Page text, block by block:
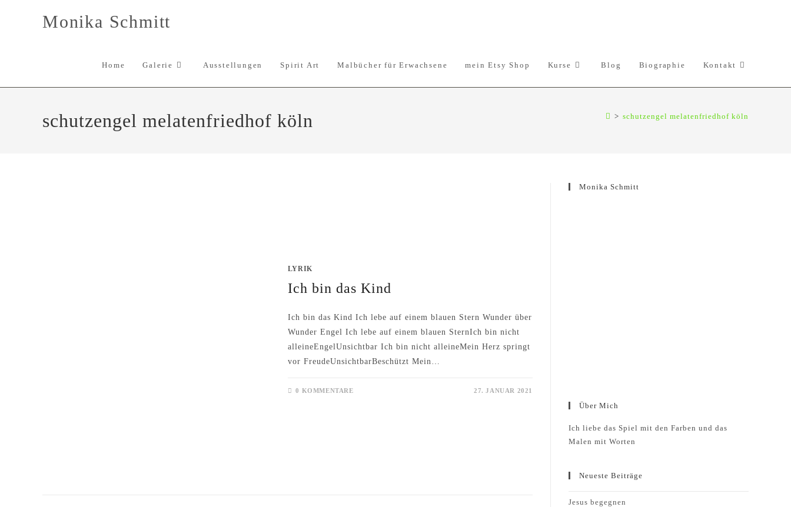
Monika Schmitt
Home Galerie Ausstellungen Spirit Art Malbücher für Erwachsene mein Etsy Shop Kurse Blog Biographie Kontakt
schutzengel melatenfriedhof köln > schutzengel melatenfriedhof köln
LYRIK
Ich bin das Kind
Ich bin das Kind Ich lebe auf einem blauen Stern Wunder über
Wunder Engel Ich lebe auf einem blauen SternIch bin nicht
alleineEngelUnsichtbar Ich bin nicht alleineMein Herz springt
vor FreudeUnsichtbarBeschützt Mein…
0 KOMMENTARE 27. JANUAR 2021
Monika Schmitt
Über Mich
Ich liebe das Spiel mit den Farben und das
Malen mit Worten
Neueste Beiträge
Jesus begegnen